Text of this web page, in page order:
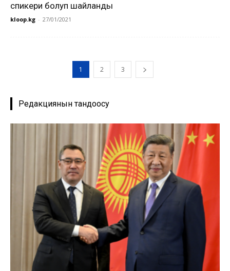
спикери болуп шайланды
kloop.kg - 27/01/2021
1 2 3
Редакциянын тандоосу